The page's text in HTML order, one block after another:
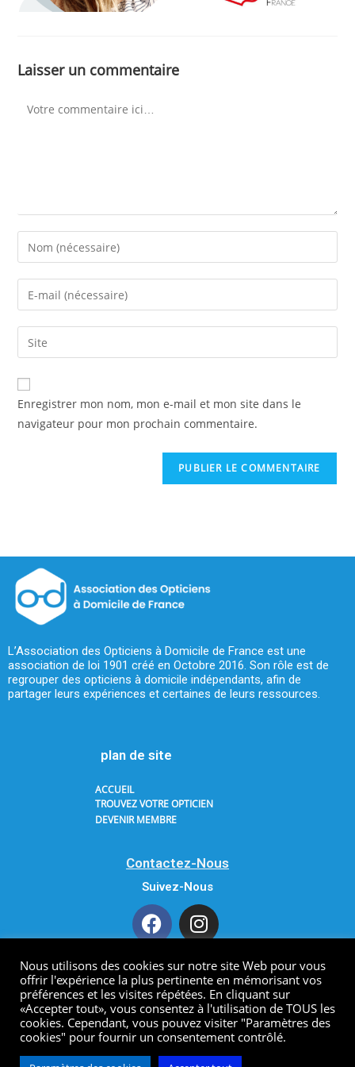
Laisser un commentaire
Enregistrer mon nom, mon e-mail et mon site dans le
navigateur pour mon prochain commentaire.
L’Association des Opticiens à Domicile de France est une
association de loi 1901 créé en Octobre 2016. Son rôle est de
regrouper des opticiens à domicile indépendants, afin de
partager leurs expériences et certaines de leurs ressources.
plan de site
ACCUEIL
TROUVEZ VOTRE OPTICIEN
DEVENIR MEMBRE
Contactez-Nous
Suivez-Nous
Copyright 2021 AODF. All Rights Reserved.
Developped by
Nous utilisons des cookies sur notre site Web pour vous
offrir l'expérience la plus pertinente en mémorisant vos
préférences et les visites répétées. En cliquant sur
«Accepter tout», vous consentez à l'utilisation de TOUS les
cookies. Cependant, vous pouvez visiter "Paramètres des
cookies" pour fournir un consentement contrôlé.